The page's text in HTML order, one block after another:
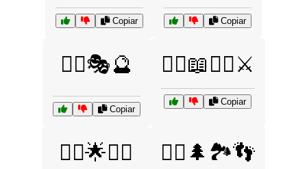
Copiar Copiar
🧙‍♂️🎭🔮
Copiar
🧙‍♂️📖🧝‍♂️⚔️
Copiar
🧚‍♀️🌟🧙‍♂️ 🧚‍♂️🌲🏞️👣